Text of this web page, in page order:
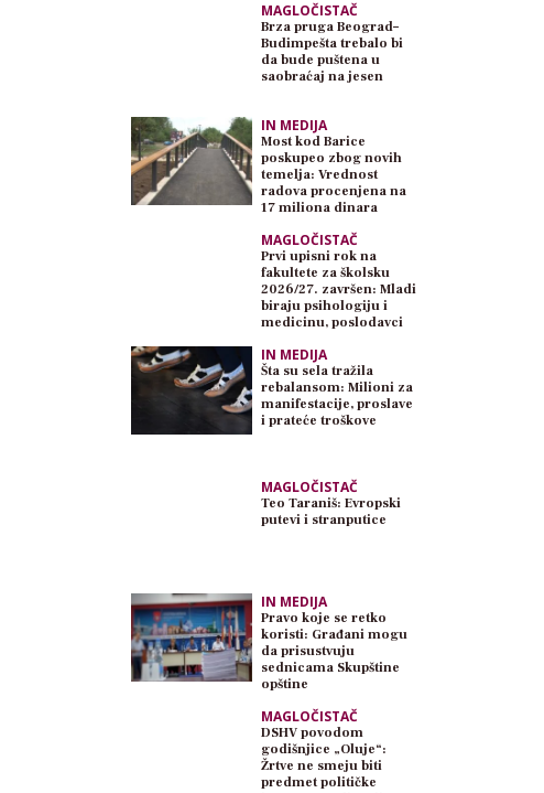
MAGLOČISTAČ
Brza pruga Beograd–
Budimpešta trebalo bi
da bude puštena u
saobraćaj na jesen
IN MEDIJA
Most kod Barice
poskupeo zbog novih
temelja: Vrednost
radova procenjena na
17 miliona dinara
MAGLOČISTAČ
Prvi upisni rok na
fakultete za školsku
2026/27. završen: Mladi
biraju psihologiju i
medicinu, poslodavci
IN MEDIJA
Šta su sela tražila
rebalansom: Milioni za
manifestacije, proslave
i prateće troškove
MAGLOČISTAČ
Teo Taraniš: Evropski
putevi i stranputice
IN MEDIJA
Pravo koje se retko
koristi: Građani mogu
da prisustvuju
sednicama Skupštine
opštine
MAGLOČISTAČ
DSHV povodom
godišnjice „Oluje“:
Žrtve ne smeju biti
predmet političke